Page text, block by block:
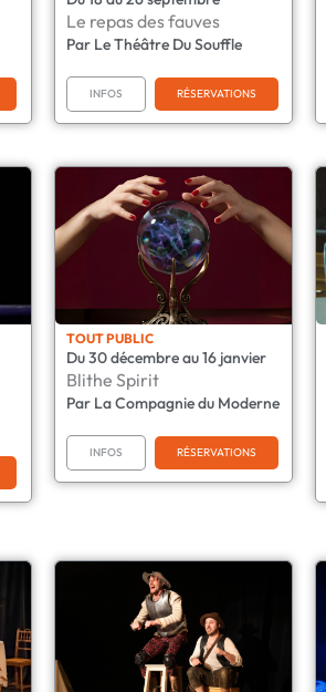
Le repas des fauves
Par Le Théâtre Du Souffle
INFOS RÉSERVATIONS
TOUT PUBLIC
Du 30 décembre au 16 janvier
Blithe Spirit
Par La Compagnie du Moderne
INFOS RÉSERVATIONS